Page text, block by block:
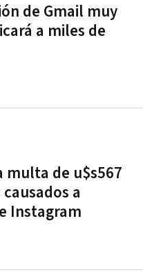
de Gmail muy
a miles de
multa de u$s567
a
Instagram